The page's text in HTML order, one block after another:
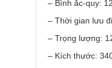
– Bình ắc-quy:
– Thời gian lưu
– Trọng lượng:
– Kích thước: